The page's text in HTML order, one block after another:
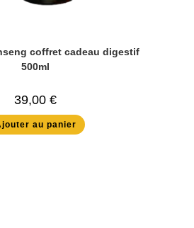
coffret cadeau digestif
500ml
39,00 €
au panier